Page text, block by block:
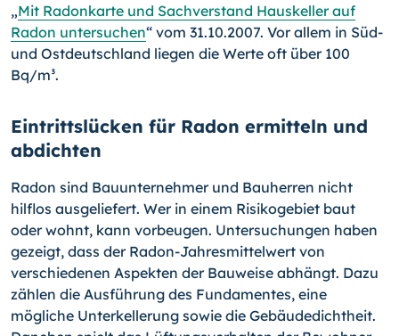
„Mit Radonkarte und Sachverstand Hauskeller auf
Radon untersuchen“ vom 31.10.2007. Vor allem in Süd-
und Ostdeutschland liegen die Werte oft über 100
Bq/m³.
Eintrittslücken für Radon ermitteln und
abdichten
Radon sind Bauunternehmer und Bauherren nicht
hilflos ausgeliefert. Wer in einem Risikogebiet baut
oder wohnt, kann vorbeugen. Untersuchungen haben
gezeigt, dass der Radon-Jahresmittelwert von
verschiedenen Aspekten der Bauweise abhängt. Dazu
zählen die Ausführung des Fundamentes, eine
mögliche Unterkellerung sowie die Gebäudedichtheit.